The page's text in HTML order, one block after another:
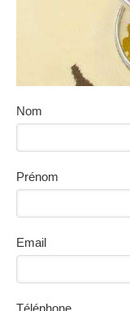
Nom
Prénom
Email
Téléphone